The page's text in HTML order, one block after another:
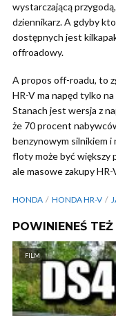
wystarczającą
dziennikarz. A gdyby
dostępnych jest
offroadowy.
A propos off-roadu, to
HR-V ma napęd tylko
Stanach jest wersja z
że 70 procent
benzynowym silnikiem i
floty może być większy
ale masowe zakupy
HONDA HONDA HR-V
POWINIENEŚ
FILM